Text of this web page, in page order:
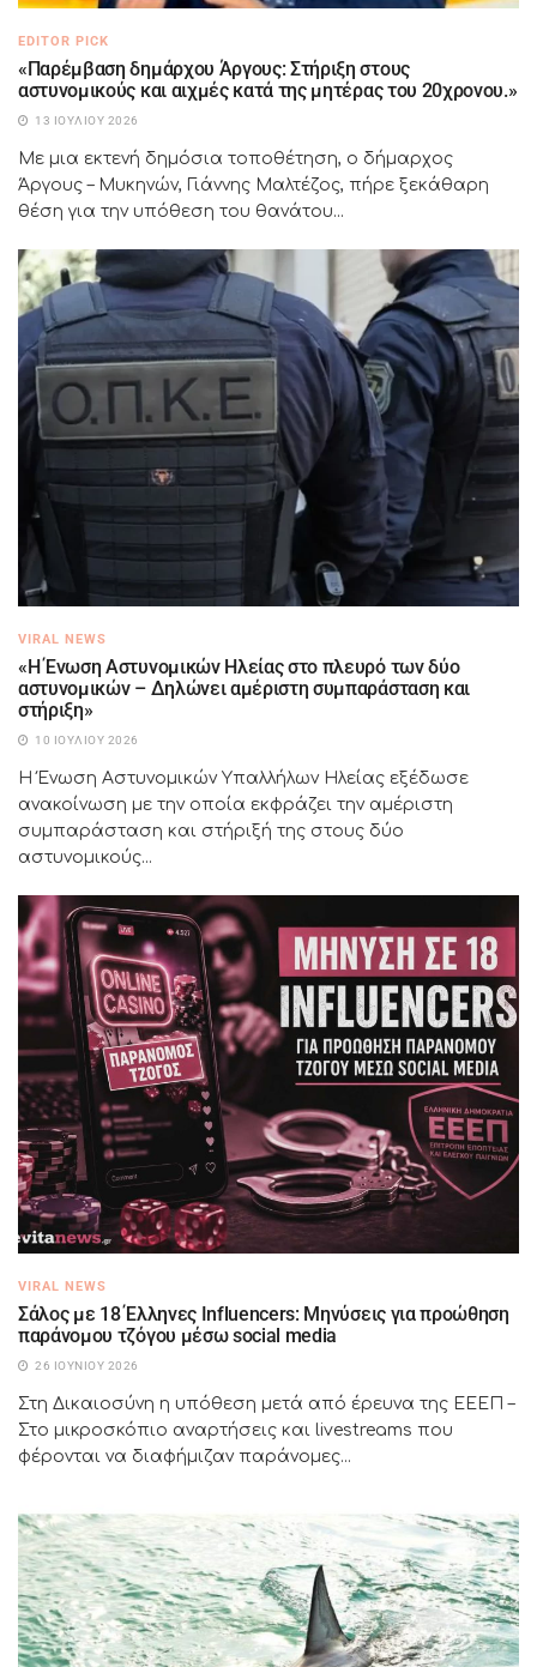
EDITOR PICK
«Παρέμβαση δημάρχου Άργους: Στήριξη στους
αστυνομικούς και αιχμές κατά της μητέρας του 20χρονου.»
13 ΙΟΥΛΊΟΥ 2026
Με μια εκτενή δημόσια τοποθέτηση, ο δήμαρχος
Άργους – Μυκηνών, Γιάννης Μαλτέζος, πήρε ξεκάθαρη
θέση για την υπόθεση του θανάτου...
VIRAL NEWS
«Η Ένωση Αστυνομικών Ηλείας στο πλευρό των δύο
αστυνομικών – Δηλώνει αμέριστη συμπαράσταση και
στήριξη»
10 ΙΟΥΛΊΟΥ 2026
Η Ένωση Αστυνομικών Υπαλλήλων Ηλείας εξέδωσε
ανακοίνωση με την οποία εκφράζει την αμέριστη
συμπαράσταση και στήριξή της στους δύο
αστυνομικούς...
VIRAL NEWS
Σάλος με 18 Έλληνες Influencers: Μηνύσεις για προώθηση
παράνομου τζόγου μέσω social media
26 ΙΟΥΝΊΟΥ 2026
Στη Δικαιοσύνη η υπόθεση μετά από έρευνα της ΕΕΕΠ –
Στο μικροσκόπιο αναρτήσεις και livestreams που
φέρονται να διαφήμιζαν παράνομες...